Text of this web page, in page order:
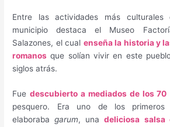
Entre las actividades más
municipio destaca el Museo
Salazones, el cual enseña la historia y
romanos que solían vivir en este
siglos atrás.
Fue descubierto a mediados de los 70
pesquero. Era uno de los
elaborabagarum, unadeliciosa salsa